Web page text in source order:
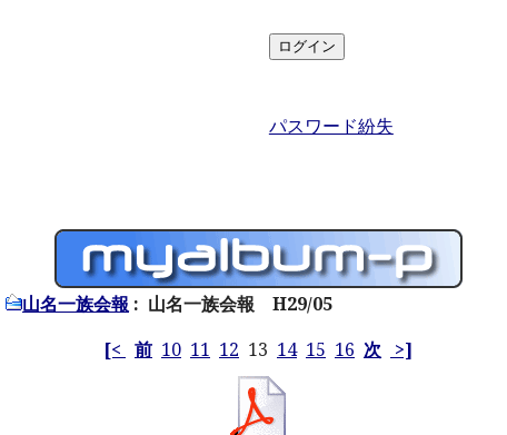
パスワード紛失
山名一族会報 : 山名一族会報 H29/05
[< 前 10 11 12 13 14 15 16 次 >]